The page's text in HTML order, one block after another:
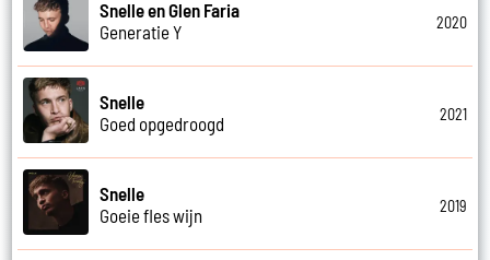
Snelle en Glen Faria
Generatie Y
2020
Snelle
Goed opgedroogd
2021
Snelle
Goeie fles wijn
2019